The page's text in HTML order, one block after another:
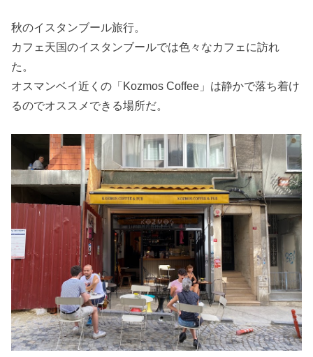
秋のイスタンブール旅行。
カフェ天国のイスタンブールでは色々なカフェに訪れ
た。
オスマンベイ近くの「Kozmos Coffee」は静かで落ち着け
るのでオススメできる場所だ。